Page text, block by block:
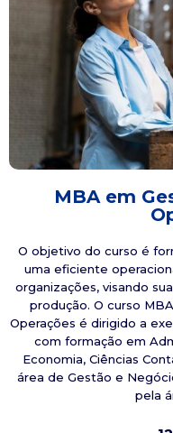
MBA em
O objetivo do curso é
uma eficiente
organizações, visando
produção. O curso
Operações é dirigido a
com formação em
Economia, Ciências
área de Gestão e
pela